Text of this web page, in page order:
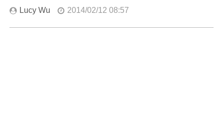
Lucy Wu 2014/02/12 08:57